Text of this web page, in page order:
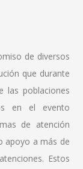
de diversos
que durante
las poblaciones
en el evento
de atención
apoyo a más de
Estos